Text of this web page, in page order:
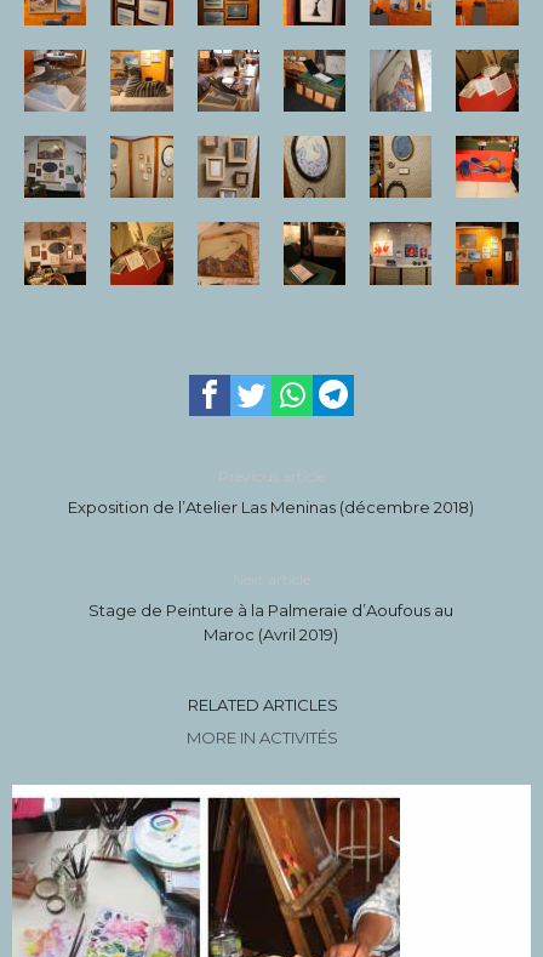
Previous article
Exposition de l’Atelier Las Meninas (décembre 2018)
Next article
Stage de Peinture à la Palmeraie d’Aoufous au
Maroc (Avril 2019)
RELATED ARTICLES
MORE IN ACTIVITÉS